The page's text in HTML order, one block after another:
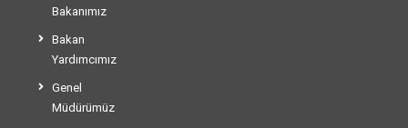
Bakanımız
Bakan
Yardımcımız
Genel
Müdürümüz